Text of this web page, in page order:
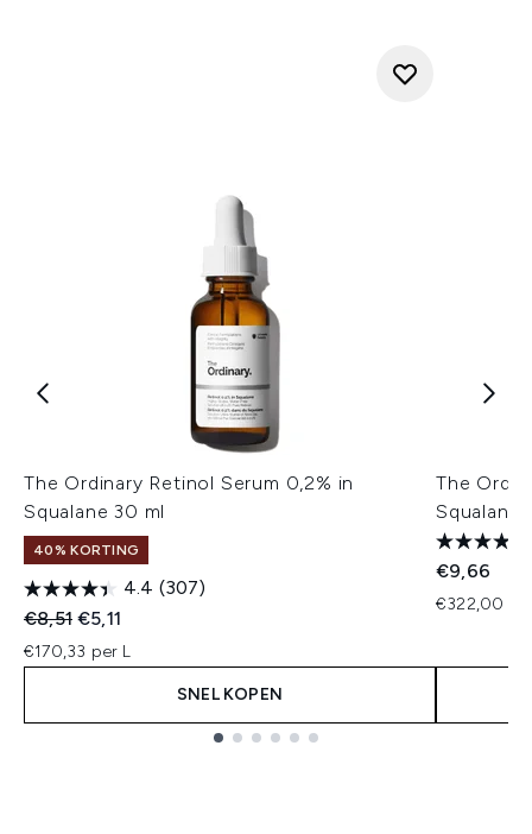
The Ordinary Retinol Serum 0,2% in
Squalane 30 ml
40% KORTING
4.4 (307)
Recommended Retail Price:
€8,51 Huidige prijs:
€5,11
€170,33 per L
SNEL KOPEN
The
Squalane
€9,66
€322,00